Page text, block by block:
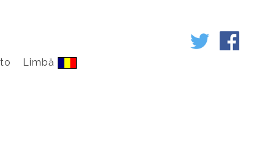
Limbă